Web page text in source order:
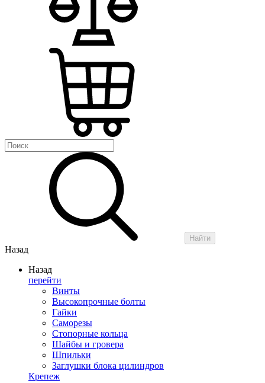
Найти
Назад
Назад
перейти
Винты
Высокопрочные болты
Гайки
Саморезы
Стопорные кольца
Шайбы и гровера
Шпильки
Заглушки блока цилиндров
Крепеж